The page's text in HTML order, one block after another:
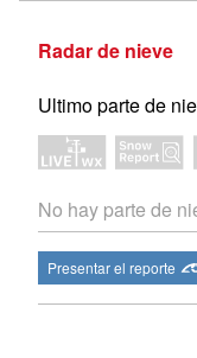
Radar de nieve
Ultimo parte de
No hay parte de
Presentar el reporte